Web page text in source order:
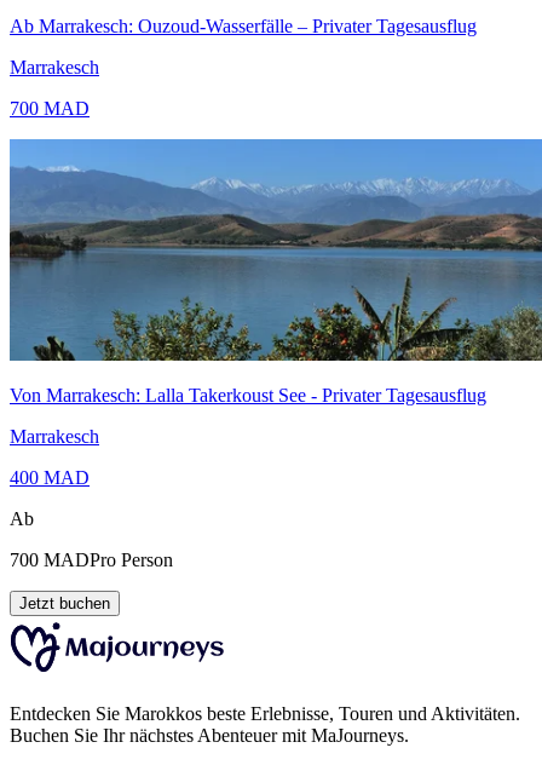
Ab Marrakesch: Ouzoud-Wasserfälle – Privater Tagesausflug
Marrakesch
700 MAD
Von Marrakesch: Lalla Takerkoust See - Privater Tagesausflug
Marrakesch
400 MAD
Ab
700 MADPro Person
Jetzt buchen
Entdecken Sie Marokkos beste Erlebnisse, Touren und Aktivitäten.
Buchen Sie Ihr nächstes Abenteuer mit MaJourneys.